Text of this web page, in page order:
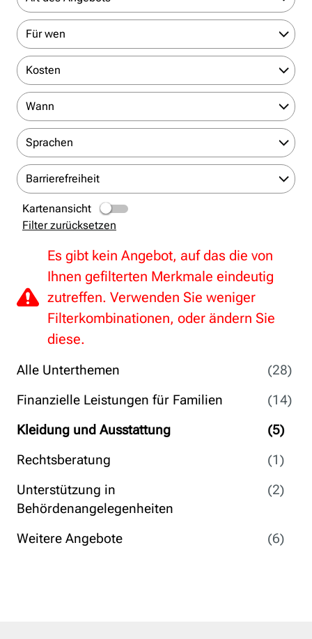
Alle Unterthemen
(28)
Finanzielle Leistungen für Familien
(14)
Kleidung und Ausstattung
(5)
Rechtsberatung
(1)
Unterstützung in
Behördenangelegenheiten
(2)
Weitere Angebote (6)
Für wen
Kosten
Wann
Sprachen
Barrierefreiheit
Kartenansicht
Filter zurücksetzen
Es gibt kein Angebot, auf das die von
Ihnen gefilterten Merkmale eindeutig
zutreffen. Verwenden Sie weniger
Filterkombinationen, oder ändern Sie
diese.